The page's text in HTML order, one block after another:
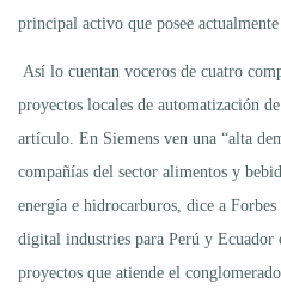
principal activo que posee
Así lo cuentan voceros de cuatro
proyectos locales de automatización
artículo. En Siemens ven una “alta
compañías del sector alimentos y
energía e hidrocarburos, dice a
digital industries para Perú y Ecuador
proyectos que atiende el